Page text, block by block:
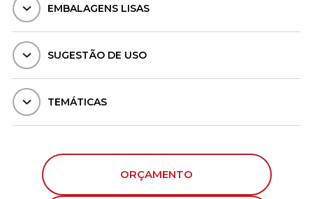
EMBALAGENS LISAS
SUGESTÃO DE USO
TEMÁTICAS
ORÇAMENTO